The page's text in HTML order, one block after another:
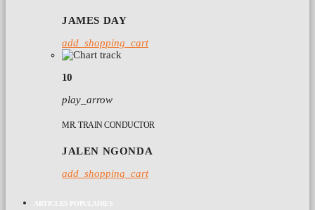
JAMES DAY
add_shopping_cart
10
play_arrow
MR. TRAIN CONDUCTOR
JALEN NGONDA
add_shopping_cart
ARTICLES POPULAIRES